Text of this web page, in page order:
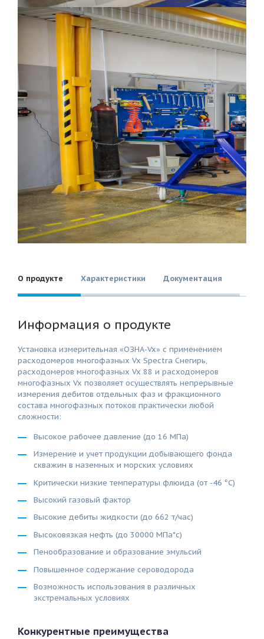
О продукте Характеристики Документация
Информация о продукте
Установка измерительная «ОЗНА-Vx» с применением
расходомеров многофазных Vx Spectra Снегирь,
расходомеров многофазных Vx 88 и расходомеров
многофазных Vx позволяет осуществлять непрерывные
измерения дебитов отдельных фаз и фракционного
состава многофазных потоков практически любой
сложности:
Высокое рабочее давление (до 16 МПа)
Измерение и учет продукции добывающего фонда
скважин в наземных и морских условиях
Критически низкие температуры флюида (от -46 °C)
Высокий газовый фактор
Высокие дебиты жидкости (до 662 т/час)
Высоковязкая нефть (до 30000 МПа*с)
Пенообразование и образование эмульсий
Повышенное содержание сероводорода
Возможность использования в различных
экстремальных условиях
Конкурентные преимущества